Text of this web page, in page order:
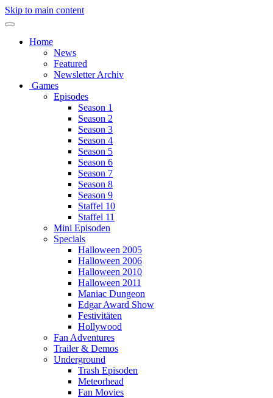
Skip to main content
Home
News
Featured
Newsletter Archiv
Games
Episodes
Season 1
Season 2
Season 3
Season 4
Season 5
Season 6
Season 7
Season 8
Season 9
Staffel 10
Staffel 11
Mini Episoden
Specials
Halloween 2005
Halloween 2006
Halloween 2010
Halloween 2011
Maniac Dungeon
Edgar Award Show
Festivitäten
Hollywood
Fan Adventures
Trailer & Demos
Underground
Trash Episoden
Meteorhead
Fan Movies